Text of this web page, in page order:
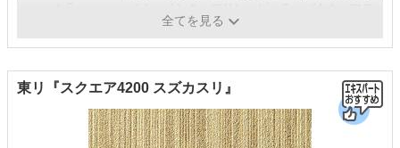
ン、ダイダイ、チョコ、ラムネ
全てを見る
東リ『スクエア4200 スズカスリ』